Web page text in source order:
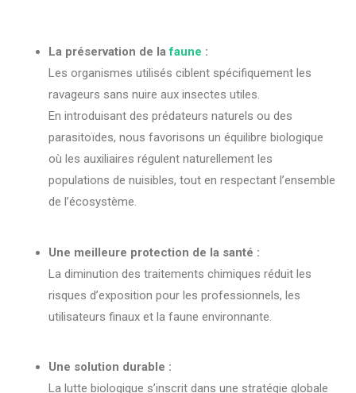
La préservation de lafaune :
Les organismes utilisés ciblent spécifiquement les
ravageurs sans nuire aux insectes utiles.
En introduisant des prédateurs naturels ou des
parasitoïdes, nous favorisons un équilibre biologique
où les auxiliaires régulent naturellement les
populations de nuisibles, tout en respectant l’ensemble
de l’écosystème.
Une meilleure protection de la santé :
La diminution des traitements chimiques réduit les
risques d’exposition pour les professionnels, les
utilisateurs finaux et la faune environnante.
Une solution durable :
La lutte biologique s’inscrit dans une stratégie globale